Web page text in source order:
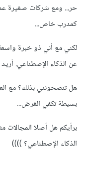
كمدرب خاص...
لكني مع أني ذو خبرة
عن الذكاء الإصطناعي. أريد
بسيطة تكفي الغرض...
برأيكم هل أصلا المجالات
الذكاء الإصطناعي؟ ))))